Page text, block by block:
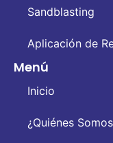
Sandblasting
Aplicación de
Menú
Inicio
¿Quiénes